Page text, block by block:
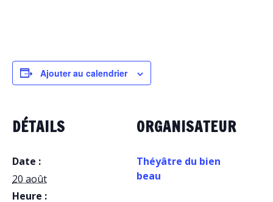
Ajouter au calendrier
DÉTAILS
Date :
20 août
Heure :
ORGANISATEUR
Théyâtre du bien
beau